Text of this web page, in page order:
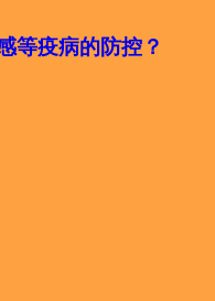
等疫病的防控？